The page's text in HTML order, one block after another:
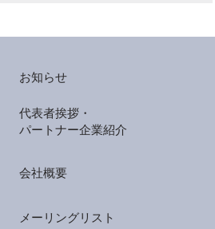
ないのか
お知らせ
代表者挨拶・
パートナー企業紹介
会社概要
メーリングリスト